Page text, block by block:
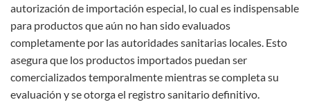
autorización de importación especial, lo cual es indispensable
para productos que aún no han sido evaluados
completamente por las autoridades sanitarias locales. Esto
asegura que los productos importados puedan ser
comercializados temporalmente mientras se completa su
evaluación y se otorga el registro sanitario definitivo.